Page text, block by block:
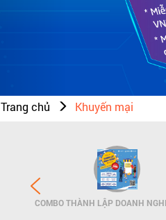
Trang chủ Khuyến mại
COMBO THÀNH LẬP DOANH